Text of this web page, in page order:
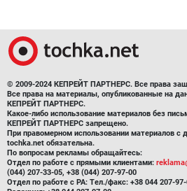
© 2009-2024 КЕПРЕЙТ ПАРТНЕРС. Все права
Все права на материалы, опубликованные на
КЕПРЕЙТ ПАРТНЕРС.
Какое-либо использование материалов без
КЕПРЕЙТ ПАРТНЕРС запрещено.
При правомерном использовании материалов с
tochka.net обязательна.
По вопросам рекламы обращайтесь:
Отдел по работе с прямыми клиентами:
(044) 207-33-05, +38 (044) 207-97-00
Отдел по работе с РА: Тел./факс: +38 044 207-